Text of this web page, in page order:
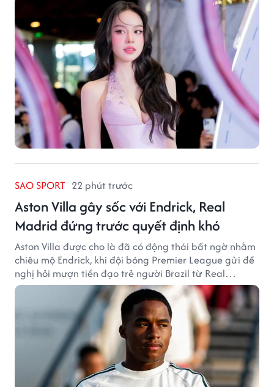
SAO SPORT 22 phút trước
Aston Villa gây sốc với Endrick, Real
Madrid đứng trước quyết định khó
Aston Villa được cho là đã có động thái bất ngờ nhằm
chiêu mộ Endrick, khi đội bóng Premier League gửi đề
nghị hỏi mượn tiền đạo trẻ người Brazil từ Real
Madrid.